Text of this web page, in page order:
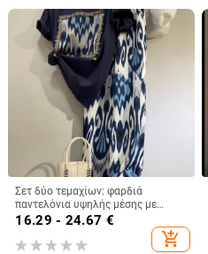
Σετ δύο τεμαχίων: φαρδιά
παντελόνια υψηλής μέσης με
vintage print και κοντομάνικο
περιεκτικότητα βασικού
16.29 - 24.67 €
add_shopping_cart